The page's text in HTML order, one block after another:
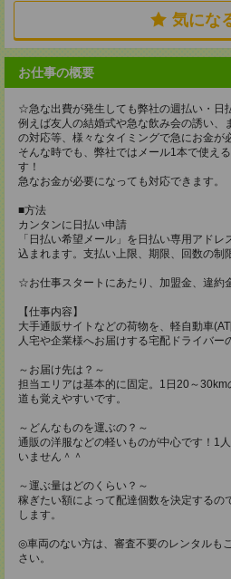
気にな
お仕事の概要
☆急な出費が発生しても弊社の週払い・日
例えば友人の結婚式や急な飲み会の誘い、
の対応等、様々なタイミングで急にお金が
そんな時でも、弊社ではメール1本で使え
す！
急なお金が必要になっても対応できます。
■方法
カンタンに日払い申請
「日払い希望メール」を日払い専用アド
込まれます。支払い上限、期限、回数の制
☆お仕事スタートにあたり、加盟金、違約
【仕事内容】
大手通販サイトなどの荷物を、軽自動車
人宅や企業様へお届けする宅配ドライバー
～お届け先は？～
担当エリアは基本的に固定。1日20～
道も覚えやすいです。
～どんなものを運ぶの？～
通販の洋服などの軽いものが中心です！1
いません＾＾
～運ぶ量はどのくらい？～
稼ぎたい額によって配達個数を決定するの
します。
◎車両のない方は、審査不要のレンタルも
さい。